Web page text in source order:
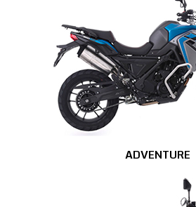
ADVENTURE